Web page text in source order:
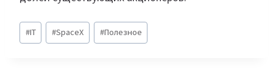
Метки
записи:
#IT #SpaceX #Полезное